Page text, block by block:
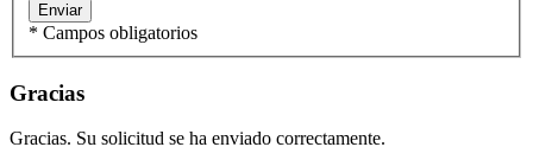
Enviar
* Campos obligatorios
Gracias
Gracias. Su solicitud se ha enviado correctamente.